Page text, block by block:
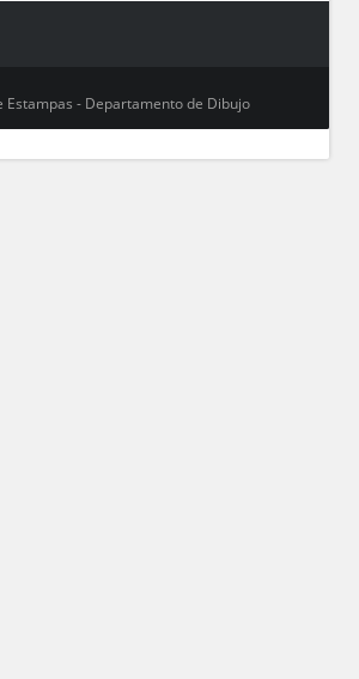
Estampas - Departamento de Dibujo